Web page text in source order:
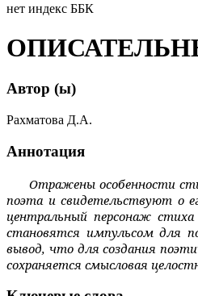
нет индекс ББК
Автор (ы)
Рахматова Д.А.
Аннотация
Отражены особенности
поэта и свидетельствуют о
центральный персонаж
становятся импульсом для
вывод, что для создания
сохраняется смысловая